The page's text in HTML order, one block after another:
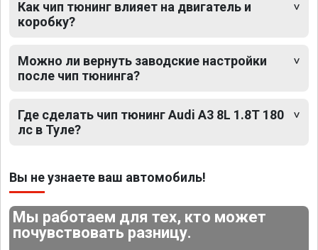
Как чип тюнинг влияет на двигатель и
коробку?
Можно ли вернуть заводские настройки
после чип тюнинга?
Где сделать чип тюнинг Audi A3 8L 1.8T 180
лс в Туле?
Вы не узнаете ваш автомобиль!
Мы работаем для тех, кто может
почувствовать разницу.